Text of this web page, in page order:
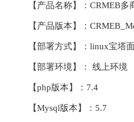
【产品名称】：CRMEB多
【产品版本】：
【部署方式】：linux宝塔
【部署环境】： 线上环境
【php版本】：7.4
【Mysql版本】：5.7